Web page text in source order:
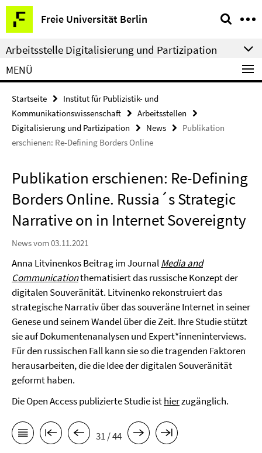
Springe
direkt
zu
Inhalt
Freie Universität Berlin
Service-
Navigation
Arbeitsstelle Digitalisierung und Partizipation
MENÜ
Startseite
Institut für Publizistik- und
Kommunikationswissenschaft
Arbeitsstellen
Digitalisierung und Partizipation
News
Publikation
erschienen: Re-Defining Borders Online
Publikation erschienen: Re-Defining
Borders Online. Russia´s Strategic
Narrative on in Internet Sovereignty
News vom 03.11.2021
Anna Litvinenkos Beitrag im JournalMedia and
Communicationthematisiert das russische Konzept der
digitalen Souveränität. Litvinenko rekonstruiert das
strategische Narrativ über das souveräne Internet in seiner
Genese und seinem Wandel über die Zeit. Ihre Studie stützt
sie auf Dokumentenanalysen und Expert*inneninterviews.
Für den russischen Fall kann sie so die tragenden Faktoren
herausarbeiten, die die Idee der digitalen Souveränität
geformt haben.
Die Open Access publizierte Studie isthierzugänglich.
31 / 44